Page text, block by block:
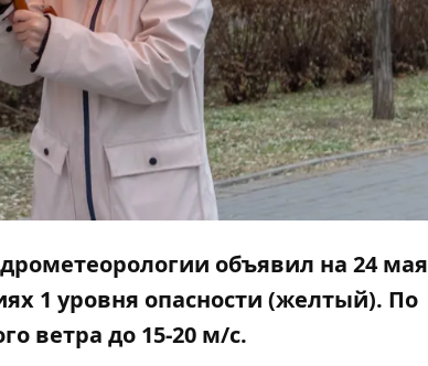
объявил на 24 мая
1 уровня опасности (желтый). По
ветра до 15-20 м/с.